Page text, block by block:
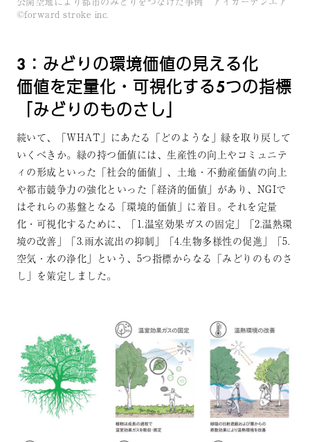
©forward stroke inc.
3：みどりの環境価値の見える化
価値を定量化・可視化する5つの指標
「みどりのものさし」
続いて、「WHAT」にあたる「どのような」緑を取り戻して
いくべきか。緑の持つ価値には、生産性の向上やコミュニテ
ィの形成といった「社会的価値」、土地・不動産価値の向上
や都市競争力の強化といった「経済的価値」があり、NGIで
はそれらの基盤となる「環境的価値」に着目。それを定量
化・可視化するために、「1.温室効果ガスの固定」「2.温熱環
境の改善」「3.雨水流出の抑制」「4.生物多様性の促進」「5.
空気・水の浄化」という、5つ指標からなる「みどりのものさ
し」を策定しました。